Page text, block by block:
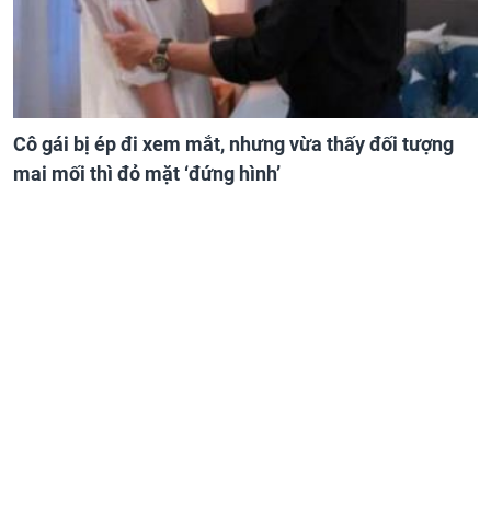
Cô gái bị ép đi xem mắt, nhưng vừa thấy đối tượng
mai mối thì đỏ mặt ‘đứng hình’